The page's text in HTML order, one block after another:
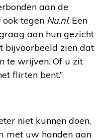
aan de
ook tegen Nu.nl. Een
aan hun gezicht
bijvoorbeeld zien dat
te wrijven. Of u zit
flirten bent.”
niet kunnen doen,
met uw handen aan